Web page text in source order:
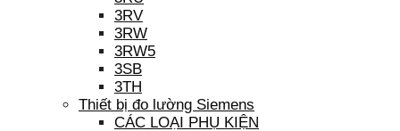
3RV
3RW
3RW5
3SB
3TH
Thiết bị đo lường Siemens
CÁC LOẠI PHỤ KIỆN